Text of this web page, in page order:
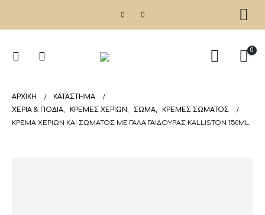
0
ΑΡΧΙΚΉ
ΚΑΤΆΣΤΗΜΑ
ΧΕΡΙΑ & ΠΟΔΙΑ, ΚΡΈΜΕΣ ΧΕΡΙΏΝ, ΣΩΜΑ,
ΚΡΈΜΕΣ ΣΏΜΑΤΟΣ
ΚΡΈΜΑ ΧΕΡΙΏΝ ΚΑΙ ΣΏΜΑΤΟΣ ΜΕ ΓΆΛΑ ΓΑΙΔΟΎΡΑΣ KALLISTON 150ML.